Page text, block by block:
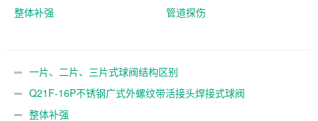
整体补强 管道探伤
一片、二片、三片式球阀结构区别
Q21F-16P不锈钢广式外螺纹带活接头焊接式球阀
整体补强